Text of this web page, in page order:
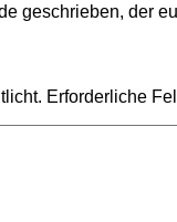
geschrieben, der
Erforderliche